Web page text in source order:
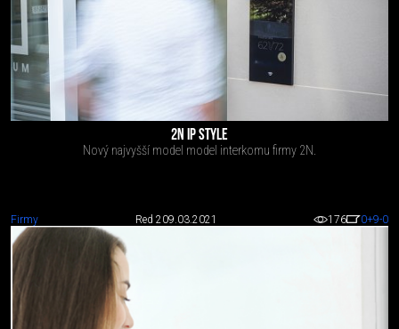
2N IP STYLE
Nový najvyšší model model interkomu firmy 2N.
Firmy Red 209.03.2021 176 0+9-0